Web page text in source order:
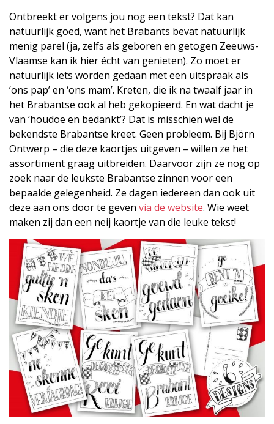
Ontbreekt er volgens jou nog een tekst? Dat kan
natuurlijk goed, want het Brabants bevat natuurlijk
menig parel (ja, zelfs als geboren en getogen Zeeuws-
Vlaamse kan ik hier écht van genieten). Zo moet er
natuurlijk iets worden gedaan met een uitspraak als
‘ons pap’ en ‘ons mam’. Kreten, die ik na twaalf jaar in
het Brabantse ook al heb gekopieerd. En wat dacht je
van ‘houdoe en bedankt’? Dat is misschien wel de
bekendste Brabantse kreet. Geen probleem. Bij Björn
Ontwerp – die deze kaortjes uitgeven – willen ze het
assortiment graag uitbreiden. Daarvoor zijn ze nog op
zoek naar de leukste Brabantse zinnen voor een
bepaalde gelegenheid. Ze dagen iedereen dan ook uit
deze aan ons door te geven via de website. Wie weet
maken zij dan een neij kaortje van die leuke tekst!